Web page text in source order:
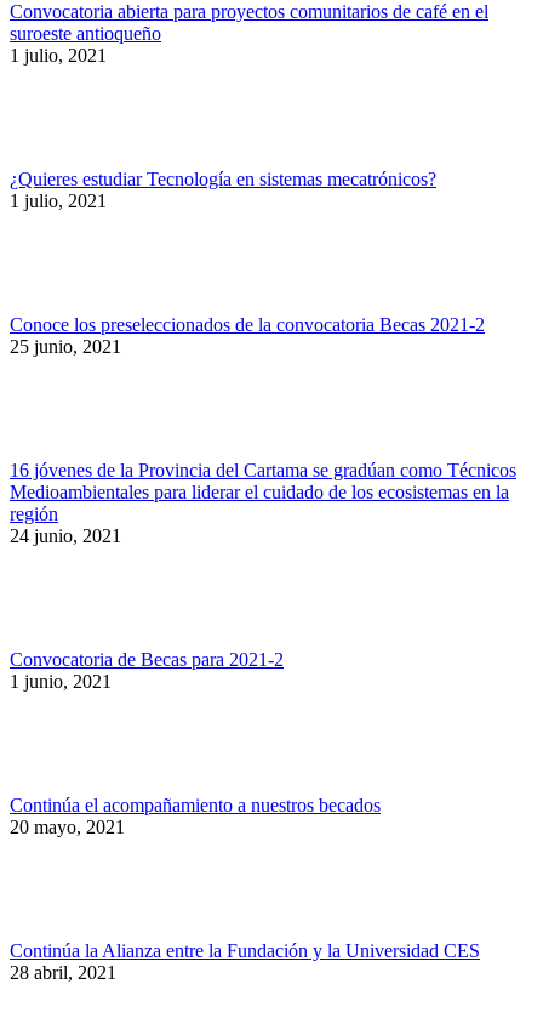
Convocatoria abierta para proyectos comunitarios de café en el
suroeste antioqueño
1 julio, 2021
¿Quieres estudiar Tecnología en sistemas mecatrónicos?
1 julio, 2021
Conoce los preseleccionados de la convocatoria Becas 2021-2
25 junio, 2021
16 jóvenes de la Provincia del Cartama se gradúan como Técnicos
Medioambientales para liderar el cuidado de los ecosistemas en la
región
24 junio, 2021
Convocatoria de Becas para 2021-2
1 junio, 2021
Continúa el acompañamiento a nuestros becados
20 mayo, 2021
Continúa la Alianza entre la Fundación y la Universidad CES
28 abril, 2021